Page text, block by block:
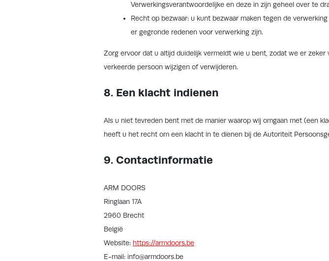
Verwerkingsverantwoordelijke en deze in zijn geheel over te
Recht op bezwaar: u kunt bezwaar maken tegen de
er gegronde redenen voor verwerking zijn.
Zorg ervoor dat u altijd duidelijk vermeldt wie u bent, zodat we er
verkeerde persoon wijzigen of verwijderen.
8. Een klacht indienen
Als u niet tevreden bent met de manier waarop wij omgaan met (een
heeft u het recht om een klacht in te dienen bij de Autoriteit
9. Contactinformatie
ARM DOORS
Ringlaan 17A
2960 Brecht
België
Website: https://armdoors.be
E-mail: info@armdoors.be